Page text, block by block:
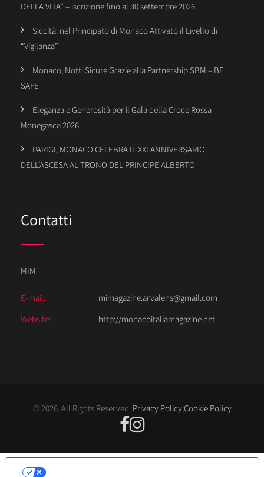
DELLA VITA” – iscrizione fino al 30 settembre 2026
Siccità: nel Principato di Monaco Attivato il Livello di
“Vigilanza”
Monaco, Notti Sicure Grazie alla Partnership SBM – BE
SAFE
Eleganza e Generosità per il Gala della Croce Rossa
Monegasca 2026
PARIGI, MONACO CELEBRA IL XXI ANNIVERSARIO
DELL’ASCESA AL TRONO DEL PRINCIPE ALBERTO
Contatti
MIM
E-mail:
mimagazine.arvalens@gmail.com
Website:
http://monacoitaliamagazine.net
© 2026. All Rights Reserved. Privacy Policy;Cookie Policy